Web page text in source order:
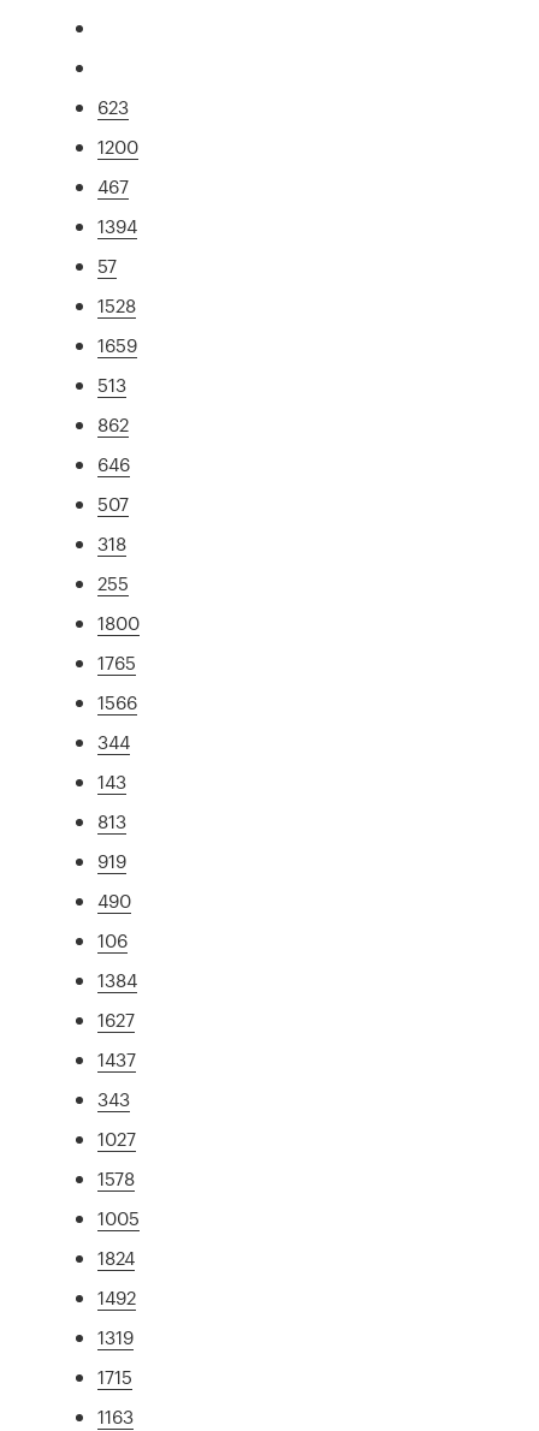
623
1200
467
1394
57
1528
1659
513
862
646
507
318
255
1800
1765
1566
344
143
813
919
490
106
1384
1627
1437
343
1027
1578
1005
1824
1492
1319
1715
1163